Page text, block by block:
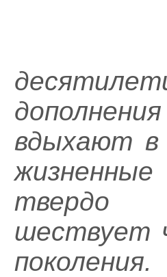
вдыхают в
твердо
шествует
поколения.